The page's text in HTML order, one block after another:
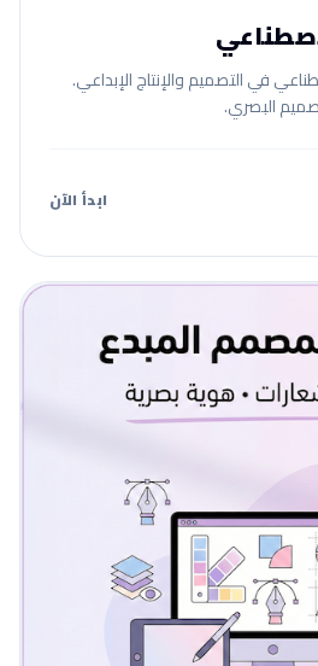
في التصميم والإنتاج الإبداعي.
ابدأ الآن